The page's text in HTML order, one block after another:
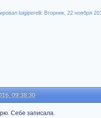
luigiperelli: Вторник, 22 ноября
09:38:30
Себе записала.